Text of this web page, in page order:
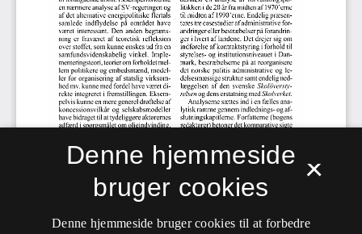
×
Denne hjemmeside
bruger cookies
Denne hjemmeside bruger cookies til at forbedre